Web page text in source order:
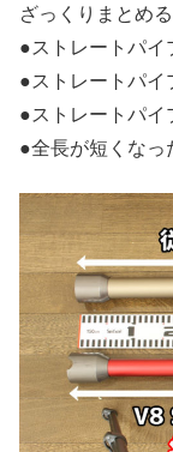
ざっくりまとめ
●ストレートパイ
●ストレートパイ
●ストレートパイ
●全長が短くなっ